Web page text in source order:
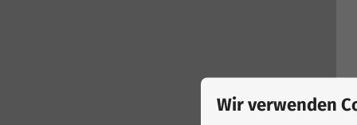
Wir verwenden